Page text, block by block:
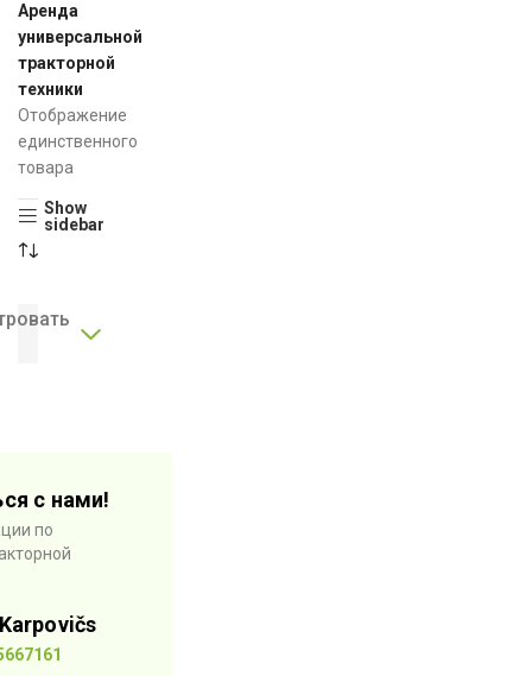
Aрендa
универсальной
тракторной
техники
Отображение
единственного
товара
Show
sidebar
с нами!
по